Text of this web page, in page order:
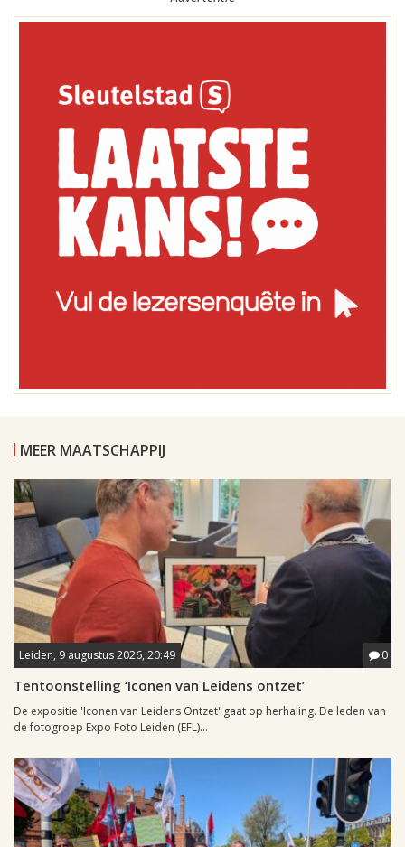
MEER MAATSCHAPPIJ
Leiden, 9 augustus 2026, 20:49 0
Tentoonstelling ‘Iconen van Leidens ontzet’
De expositie 'Iconen van Leidens Ontzet' gaat op herhaling. De leden van
de fotogroep Expo Foto Leiden (EFL)...